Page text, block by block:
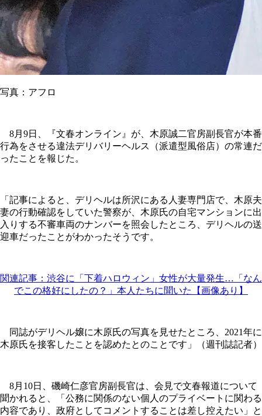
写真：アフロ
8月9日、『文春オンライン』が、木原誠二官房副長官が本番
行為をさせる違法デリバリーヘルス（派遣型風俗店）の常連だ
ったことを報じた。
「記事によると、デリヘルは所沢にある人妻専門店で、木原夫
妻の行動確認をしていた警察が、木原氏の自宅マンションに出
入りする不審車両のナンバーを照会したところ、デリヘルの送
迎車だったことがわかったそうです。
関連記事：渋谷に「下着ハロウィン」女性が大量発生…「なん
でこの格好にしたの？」本人たちに聞いた【画像あり】
同誌がデリヘル嬢に木原氏の写真を見せたところ、2021年に
木原氏を接客したことを認めたとのことです」（週刊誌記者）
8月10日、磯崎仁彦官房副長官は、会見で文春報道について
聞かれると、「公務に関係のない個人のプライベートに関わる
内容であり、政府としてコメントすることは差し控えたい」と